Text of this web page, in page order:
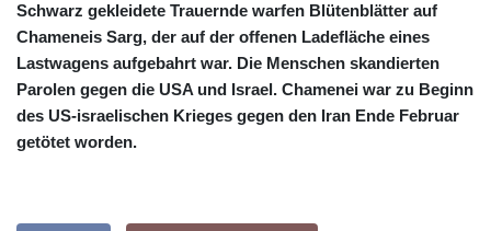
Schwarz gekleidete Trauernde warfen Blütenblätter auf
Chameneis Sarg, der auf der offenen Ladefläche eines
Lastwagens aufgebahrt war. Die Menschen skandierten
Parolen gegen die USA und Israel. Chamenei war zu Beginn
des US-israelischen Krieges gegen den Iran Ende Februar
getötet worden.